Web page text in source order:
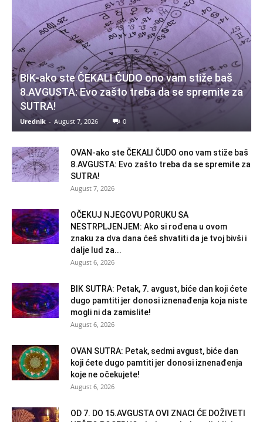
BIK-ako ste ČEKALI ČUDO ono vam stiže baš
8.AVGUSTA: Evo zašto treba da se spremite za
SUTRA!
Urednik - August 7, 2026 0
OVAN-ako ste ČEKALI ČUDO ono vam stiže baš
8.AVGUSTA: Evo zašto treba da se spremite za
SUTRA!
August 7, 2026
OČEKUJ NJEGOVU PORUKU SA
NESTRPLJENJEM: Ako si rođena u ovom
znaku za dva dana ćeš shvatiti da je tvoj bivši i
dalje lud za...
August 6, 2026
BIK SUTRA: Petak, 7. avgust, biće dan koji ćete
dugo pamtiti jer donosi iznenađenja koja niste
mogli ni da zamislite!
August 6, 2026
OVAN SUTRA: Petak, sedmi avgust, biće dan
koji ćete dugo pamtiti jer donosi iznenađenja
koje ne očekujete!
August 6, 2026
OD 7. DO 15.AVGUSTA OVI ZNACI ĆE DOŽIVETI